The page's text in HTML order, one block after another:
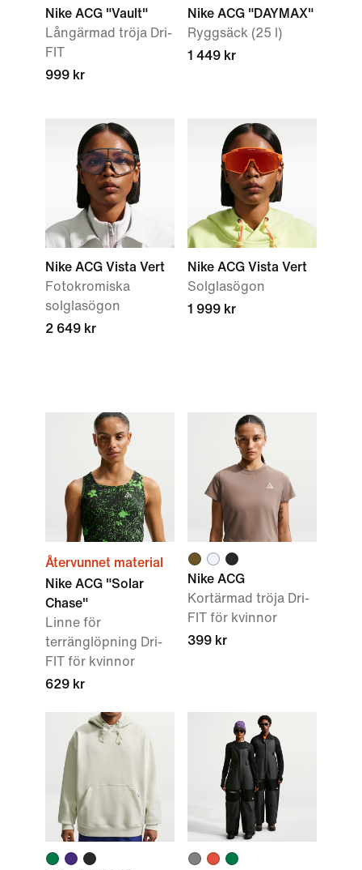
Nike ACG "Vault"
Långärmad tröja Dri-
FIT
999 kr
Nike ACG "DAYMAX"
Ryggsäck (25 l)
1 449 kr
Nike ACG Vista Vert
Fotokromiska
solglasögon
2 649 kr
Nike ACG Vista Vert
Solglasögon
1 999 kr
Återvunnet material
Nike ACG "Solar
Chase"
Linne för
terränglöpning Dri-
FIT för kvinnor
629 kr
Nike ACG
Kortärmad tröja Dri-
FIT för kvinnor
399 kr